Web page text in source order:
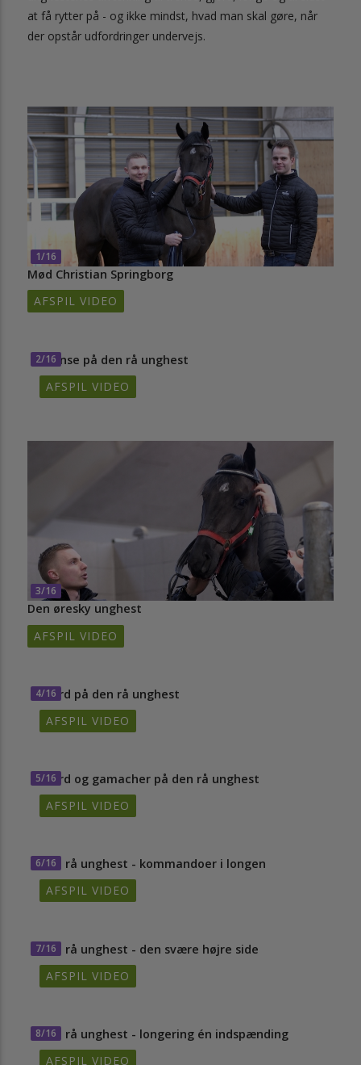
at få rytter på - og ikke mindst, hvad man skal gøre, når
der opstår udfordringer undervejs.
1/16
Mød Christian Springborg
AFSPIL VIDEO
2/16
Trense på den rå unghest
AFSPIL VIDEO
3/16
Den øresky unghest
AFSPIL VIDEO
4/16
Gjord på den rå unghest
AFSPIL VIDEO
5/16
Gjord og gamacher på den rå unghest
AFSPIL VIDEO
6/16
Den rå unghest - kommandoer i longen
AFSPIL VIDEO
7/16
Den rå unghest - den svære højre side
AFSPIL VIDEO
8/16
Den rå unghest - longering én indspænding
AFSPIL VIDEO